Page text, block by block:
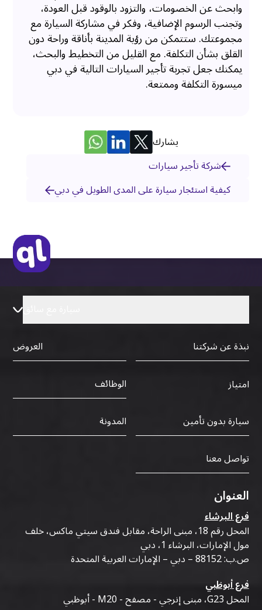
وابحث عن الخصومات، والتزود بالوقود قبل العودة،
وتجنب الرسوم الإضافية، وفكر في مشاركة السيارة مع
مجموعتك. ستتمكن من رؤية المدينة بأناقة وراحة دون
القلق بشأن التكلفة. مع القليل من التخطيط والبحث،
يمكنك جعل تجربة تأجير السيارات التالية في دبي
ميسورة التكلفة وممتعة.
يشارك
شركة تأجير سيارات
كيفية استئجار سيارة على المدى الطويل في دبي
نبذة عن شركتنا
العروض
امتياز
الوظائف
سيارة بدون تأمين
المدونة
تواصل معنا
العنوان
فرع البرشاء
المحل رقم 18، مبنى الراحة، مقابل فندق سيتي ماكس، خلف
مول الإمارات، البرشاء 1، دبي
ص.ب: 88152 – دبي – الإمارات العربية المتحدة
فرع أبوظبي
المحل G23، مبنى إنرجي - مصفح - M20 - أبوظبي